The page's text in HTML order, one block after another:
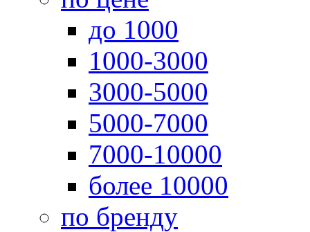
до 1000
1000-3000
3000-5000
5000-7000
7000-10000
более 10000
по бренду